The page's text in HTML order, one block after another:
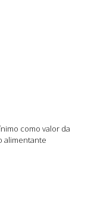
como valor da
alimentante